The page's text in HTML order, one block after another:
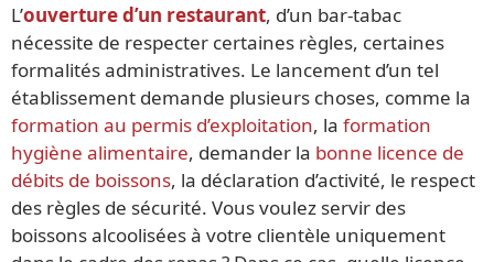
L’ouverture d’un restaurant, d’un bar-tabac
nécessite de respecter certaines règles, certaines
formalités administratives. Le lancement d’un tel
établissement demande plusieurs choses, comme la
formation au permis d’exploitation, la formation
hygiène alimentaire, demander la bonne licence de
débits de boissons, la déclaration d’activité, le respect
des règles de sécurité. Vous voulez servir des
boissons alcoolisées à votre clientèle uniquement